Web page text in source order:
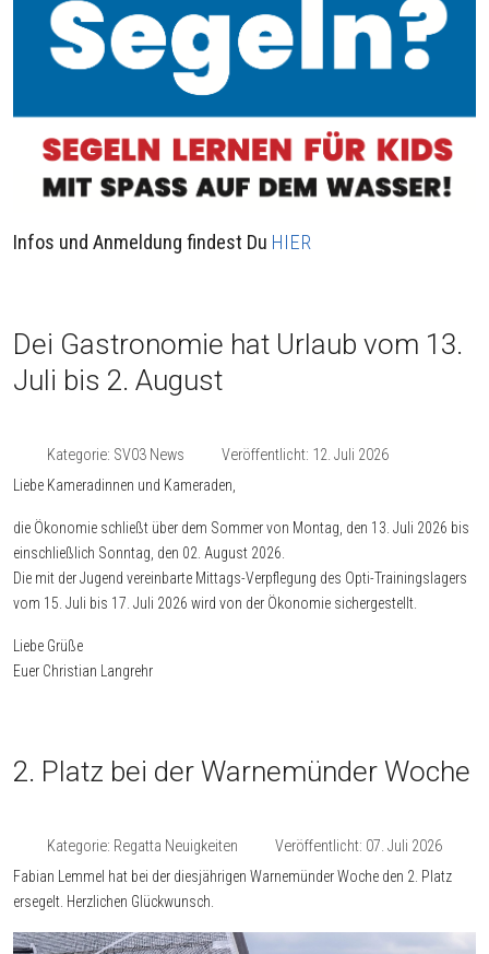
Infos und Anmeldung findest Du HIER
Dei Gastronomie hat Urlaub vom 13.
Juli bis 2. August
Kategorie: SV03 News Veröffentlicht: 12. Juli 2026
Liebe Kameradinnen und Kameraden,
die Ökonomie schließt über dem Sommer von Montag, den 13. Juli 2026 bis
einschließlich Sonntag, den 02. August 2026.
Die mit der Jugend vereinbarte Mittags-Verpflegung des Opti-Trainingslagers
vom 15. Juli bis 17. Juli 2026 wird von der Ökonomie sichergestellt.
Liebe Grüße
Euer Christian Langrehr
2. Platz bei der Warnemünder Woche
Kategorie: Regatta Neuigkeiten Veröffentlicht: 07. Juli 2026
Fabian Lemmel hat bei der diesjährigen Warnemünder Woche den 2. Platz
ersegelt. Herzlichen Glückwunsch.